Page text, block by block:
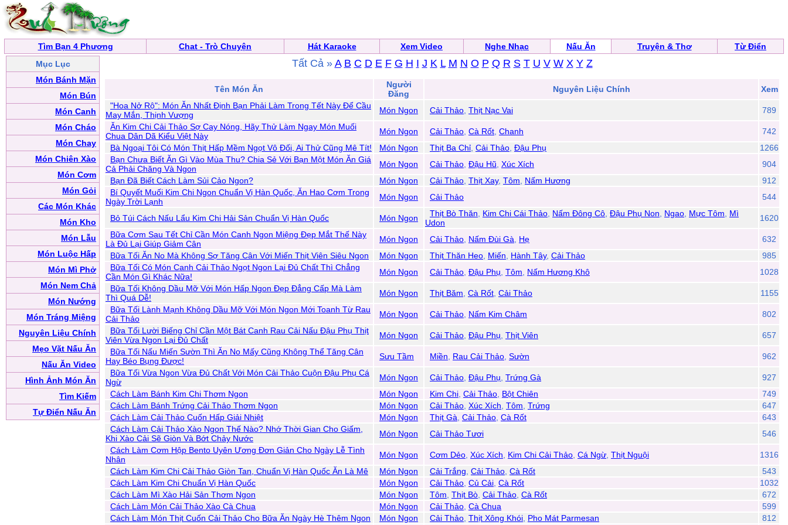
Tìm Bạn 4 Phương Chat - Trò Chuyện Hát Karaoke Xem Video Nghe Nhạc Nấu Ăn Truyện & Thơ
Từ Điển
Mục Lục
Món Bánh Mặn
Món Bún
Món Canh
Món Cháo
Món Chay
Món Chiên Xào
Món Cơm
Món Gỏi
Các Món Khác
Món Kho
Món Lẫu
Món Luộc Hấp
Món Mì Phở
Món Nem Chả
Món Nướng
Món Tráng Miệng
Nguyên Liệu Chính
Mẹo Vặt Nấu Ăn
Nấu Ăn Video
Hình Ảnh Món Ăn
Tìm Kiếm
Tự Điển Nấu Ăn
Tất Cả » A B C D E F G H I J K L M N O P Q R S T U V W X Y Z
Tên Món Ăn
Người
Đăng
Nguyên Liệu Chính
Xem
"Hoa Nở Rộ": Món Ăn Nhất Định Bạn Phải Làm Trong Tết Này Để Cầu
May Mắn, Thịnh Vượng
Món Ngon Cải Thảo Thịt Nạc Vai
789
Ăn Kim Chi Cải Thảo Sợ Cay Nóng, Hãy Thử Làm Ngay Món Muối
Chua Dân Dã Kiểu Việt Này
Món Ngon Cải Thảo Cà Rốt Chanh
742
Bà Ngoại Tôi Có Món Thịt Hấp Mềm Ngọt Vô Đối, Ai Thử Cũng Mê Tít!
Món Ngon Thịt Ba Chỉ Cải Thảo Đậu Phụ
1266
Bạn Chưa Biết Ăn Gì Vào Mùa Thu? Chia Sẻ Với Bạn Một Món Ăn Giá
Cả Phải Chăng Và Ngon
Món Ngon Cải Thảo Đậu Hũ Xúc Xích
904
Bạn Đã Biết Cách Làm Sủi Cảo Ngon?
Món Ngon Cải Thảo Thịt Xay, Tôm Nấm Hương
912
Bí Quyết Muối Kim Chi Ngon Chuẩn Vị Hàn Quốc, Ăn Hao Cơm Trong
Ngày Trời Lạnh
Món Ngon Cải Thảo 544
Bỏ Túi Cách Nấu Lẩu Kim Chi Hải Sản Chuẩn Vị Hàn Quốc Món Ngon Thịt Bò Thăn Kim Chi Cái Thảo Nấm Đông Cô Đậu Phụ Non Ngao Mực Tôm
Mì
Udon
1620
Bữa Cơm Sau Tết Chỉ Cần Món Canh Ngon Miệng Đẹp Mắt Thế Này
Là Đủ Lại Giúp Giảm Cân
Món Ngon Cải Thảo Nấm Đùi Gà Hẹ
632
Bữa Tối Ăn No Mà Không Sợ Tăng Cân Với Miến Thịt Viên Siêu Ngon
Món Ngon Thịt Thăn Heo Miến Hành Tây, Cải Thảo
985
Bữa Tối Có Món Canh Cải Thảo Ngọt Ngon Lại Đủ Chất Thì Chẳng
Cần Món Gì Khác Nữa!
Món Ngon Cải Thảo Đậu Phụ Tôm Nấm Hương Khô
1028
Bữa Tối Không Dầu Mỡ Với Món Hấp Ngon Đẹp Đẳng Cấp Mà Làm
Thì Quá Dễ!
Món Ngon Thịt Băm Cà Rốt Cải Thảo
1155
Bữa Tối Lành Mạnh Không Dầu Mỡ Với Món Ngon Mới Toanh Từ Rau
Cải Thảo
Món Ngon Cải Thảo Nấm Kim Châm
802
Bữa Tối Lười Biếng Chỉ Cần Một Bát Canh Rau Cải Nấu Đậu Phụ Thịt
Viên Vừa Ngon Lại Đủ Chất
Món Ngon Cải Thảo Đậu Phụ Thịt Viên
657
Bữa Tối Nấu Miến Sườn Thì Ăn No Mấy Cũng Không Thể Tăng Cân
Hay Béo Bụng Được!
Sưu Tầm Miền Rau Cải Thảo Sườn
962
Bữa Tối Vừa Ngon Vừa Đủ Chất Với Món Cải Thảo Cuộn Đậu Phụ Cá
Ngừ
Món Ngon Cải Thảo Đậu Phụ Trứng Gà
927
Cách Làm Bánh Kim Chi Thơm Ngon
Món Ngon Kim Chi Cải Thảo Bột Chiên
749
Cách Làm Bánh Trứng Cải Thảo Thơm Ngon
Món Ngon Cải Thảo Xúc Xích Tôm Trứng
647
Cách Làm Cải Thảo Cuốn Hấp Giải Nhiệt
Món Ngon Thịt Gà Cải Thảo Cà Rốt
643
Cách Làm Cải Thảo Xào Ngon Thế Nào? Nhớ Thời Gian Cho Giấm,
Khi Xào Cải Sẽ Giòn Và Bớt Chảy Nước
Món Ngon Cải Thảo Tươi
546
Cách Làm Cơm Hộp Bento Uyên Ương Đơn Giản Cho Ngày Lễ Tình
Nhân
Món Ngon Cơm Dẻo Xúc Xích Kim Chi Cải Thảo Cá Ngừ Thịt Nguội
1316
Cách Làm Kim Chi Cải Thảo Giòn Tan, Chuẩn Vị Hàn Quốc Ăn Là Mê
Món Ngon Cải Trắng Cải Thảo Cà Rốt
543
Cách Làm Kim Chi Chuẩn Vị Hàn Quốc
Món Ngon Cải Thảo Củ Cải Cà Rốt
1032
Cách Làm Mì Xào Hải Sản Thơm Ngon
Món Ngon Tôm Thịt Bò Cải Thảo Cà Rốt
672
Cách Làm Món Cải Thảo Xào Cà Chua
Món Ngon Cải Thảo Cà Chua
599
Cách Làm Món Thịt Cuốn Cải Thảo Cho Bữa Ăn Ngày Hè Thêm Ngon
Món Ngon Cải Thảo Thịt Xông Khói Pho Mát Parmesan 812